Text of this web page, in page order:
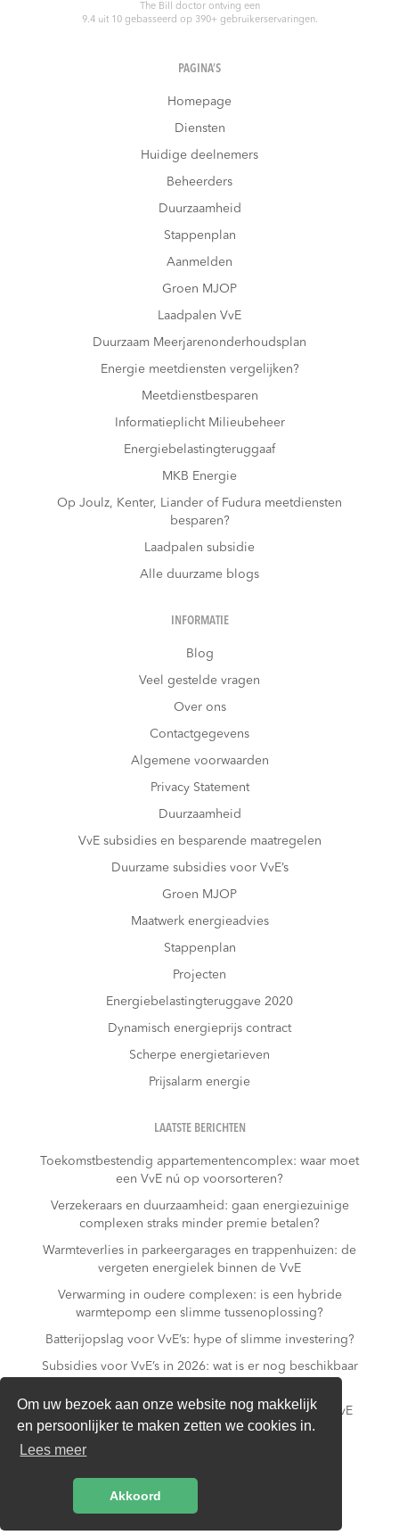
Om uw bezoek aan onze website nog makkelijk
en persoonlijker te maken zetten we cookies in.
Lees meer
Akkoord
The Bill doctorontving een
9.4uit 10gebasseerd op 390+ gebruikerservaringen.
PAGINA’S
Homepage
Diensten
Huidige deelnemers
Beheerders
Duurzaamheid
Stappenplan
Aanmelden
Groen MJOP
Laadpalen VvE
Duurzaam Meerjarenonderhoudsplan
Energie meetdiensten vergelijken?
Meetdienstbesparen
Informatieplicht Milieubeheer
Energiebelastingteruggaaf
MKB Energie
Op Joulz, Kenter, Liander of Fudura meetdiensten
besparen?
Laadpalen subsidie
Alle duurzame blogs
INFORMATIE
Blog
Veel gestelde vragen
Over ons
Contactgegevens
Algemene voorwaarden
Privacy Statement
Duurzaamheid
VvE subsidies en besparende maatregelen
Duurzame subsidies voor VvE’s
Groen MJOP
Maatwerk energieadvies
Stappenplan
Projecten
Energiebelastingteruggave 2020
Dynamisch energieprijs contract
Scherpe energietarieven
Prijsalarm energie
LAATSTE BERICHTEN
Toekomstbestendig appartementencomplex: waar moet
een VvE nú op voorsorteren?
Verzekeraars en duurzaamheid: gaan energiezuinige
complexen straks minder premie betalen?
Warmteverlies in parkeergarages en trappenhuizen: de
vergeten energielek binnen de VvE
Verwarming in oudere complexen: is een hybride
warmtepomp een slimme tussenoplossing?
Batterijopslag voor VvE’s: hype of slimme investering?
Subsidies voor VvE’s in 2026: wat is er nog beschikbaar
Slim laden in parkeergarages: hoe voorkomt een VvE
overbelasting van de installatie?
Van gas naar all-electric: is dat realistisch voor een